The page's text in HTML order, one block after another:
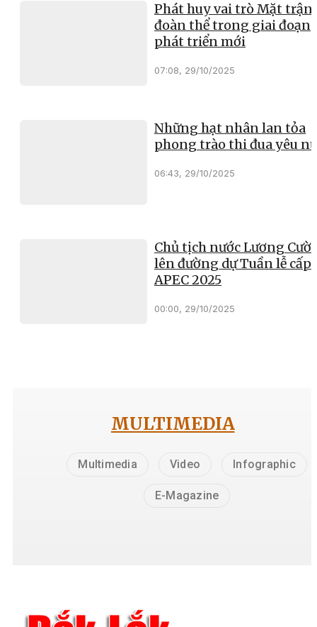
Phát huy vai trò Mặt trận
đoàn thể trong giai đoạn
phát triển mới
07:08, 29/10/2025
Những hạt nhân lan tỏa
phong trào thi đua yêu
06:43, 29/10/2025
Chủ tịch nước Lương
lên đường dự Tuần lễ cấp
APEC 2025
00:00, 29/10/2025
MULTIMEDIA
Multimedia Video Infographic
E-Magazine